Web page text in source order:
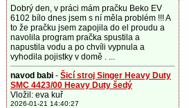
Dobrý den, v práci mám pračku Beko EV
6102 bílo dnes jsem s ní měla problém !!! A
to že pračku jsem zapojila do el proudu a
navolila program pračka spustila a
napustila vodu a po chvíli vypnula a
vyhodila pojistky v domě . ...
navod babi - Šicí stroj Singer Heavy Duty
SMC 4423/00 Heavy Duty šedý
Vložil: eva kuř
2026-01-21 14:40:27